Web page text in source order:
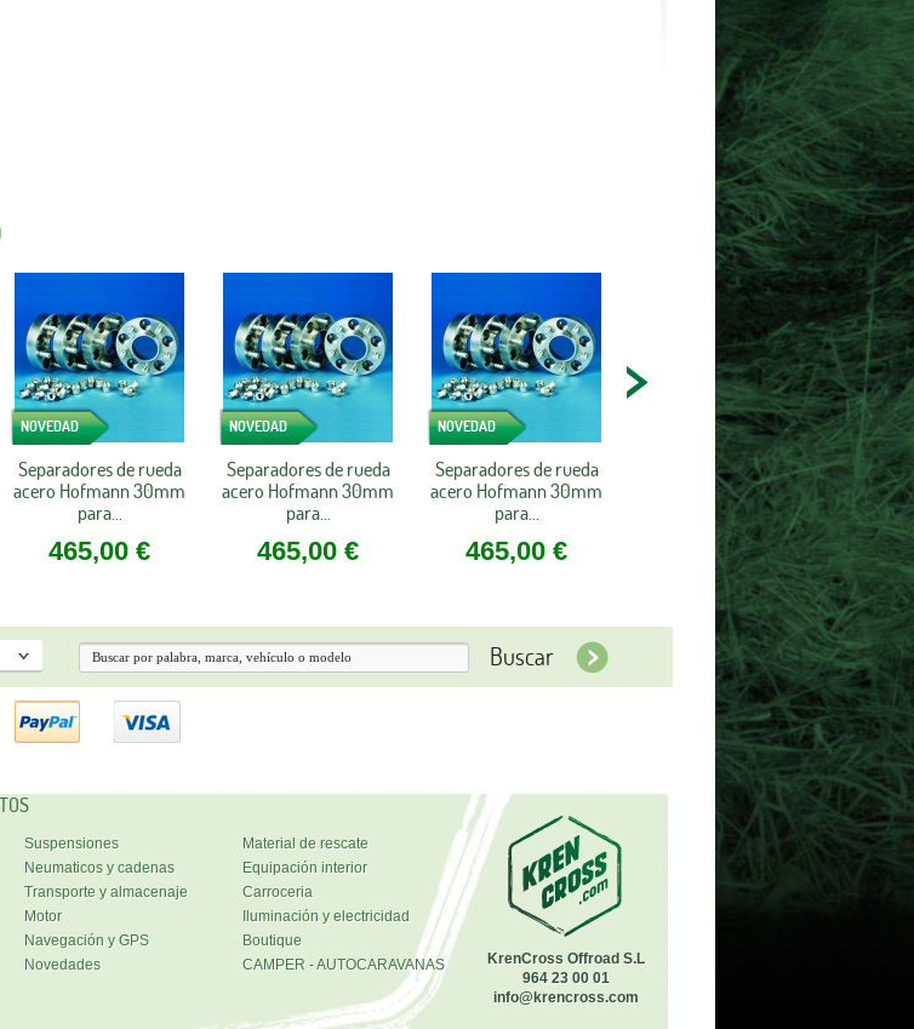
NOVEDAD
Separadores de rueda
acero Hofmann 30mm
para...
465,00 €
NOVEDAD
Separadores de rueda
acero Hofmann 30mm
para...
465,00 €
NOVEDAD
Separadores de rueda
acero Hofmann 30mm
para...
465,00 €
Suspensiones
Material de rescate
Neumaticos y cadenas
Equipación interior
Transporte y almacenaje
Carroceria
Motor
Iluminación y electricidad
Navegación y GPS
Boutique
Novedades CAMPER - AUTOCARAVANAS
KrenCross Offroad S.L
964 23 00 01
info@krencross.com